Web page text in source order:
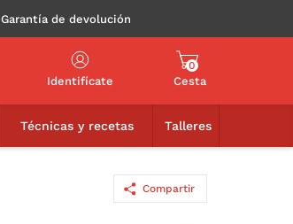
Garantía de devolución
Identifícate
0
Cesta
Técnicas y recetas Talleres
Compartir